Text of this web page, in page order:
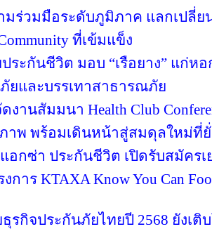
มร่วมมือระดับภูมิภาค แลกเปลี่
ที่เข้มแข็ง
ประกันชีวิต มอบ “เรือยาง” แก่ห
ยและบรรเทาสาธารณภัย
ดงานสัมมนา Health Club
าพ พร้อมเดินหน้าสู่สมดุลใหม่ที่
อกซ่า ประกันชีวิต เปิดรับสมัค
การ KTAXA Know You Can
ธุรกิจประกันภัยไทยปี 2568 ยังเ